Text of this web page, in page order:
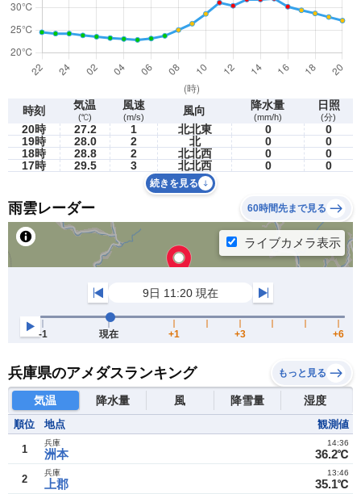
時刻 気温
(℃)
風速
(m/s) 風向 降水量
(mm/h)
日照
(分)
20時 27.2 1 北北東 0
0
19時
28.0 2 北 0
0
18時
28.8 2 北北西 0
0
17時
29.5 3 北北西 0 0
続きを見る
雨雲レーダー 60時間先まで見る
兵庫県のアメダスランキング もっと見る
気温 降水量 風 降雪量 湿度
順位 地点 観測値
1 洲本
兵庫
36.2℃
14:36
2 上郡
兵庫
35.1℃
13:46